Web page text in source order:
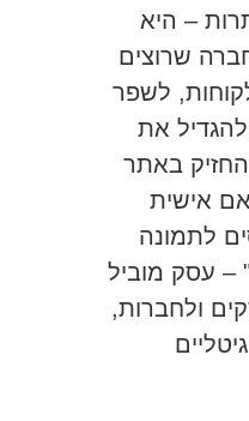
– היא
שרוצים
לשפר
את
באתר
אישית
לתמונה
– עסק מוביל
ולחברות,